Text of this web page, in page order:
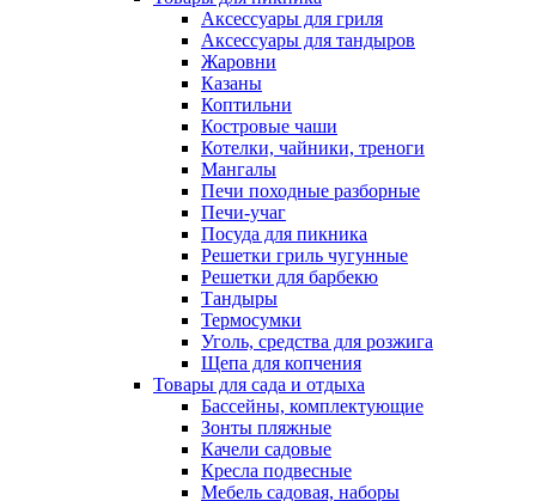
Аксессуары для гриля
Аксессуары для тандыров
Жаровни
Казаны
Коптильни
Костровые чаши
Котелки, чайники, треноги
Мангалы
Печи походные разборные
Печи-учаг
Посуда для пикника
Решетки гриль чугунные
Решетки для барбекю
Тандыры
Термосумки
Уголь, средства для розжига
Щепа для копчения
Товары для сада и отдыха
Бассейны, комплектующие
Зонты пляжные
Качели садовые
Кресла подвесные
Мебель садовая, наборы